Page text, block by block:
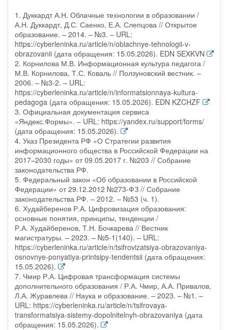
1. Дуккардт А.Н. Облачные технологии в образовании /
А.Н. Дуккардт, Д.С. Саенко, Е.А. Слепцова // Открытое
образование. – 2014. – №3. – URL:
https://cyberleninka.ru/article/n/oblachnye-tehnologii-v-
obrazovanii (дата обращения: 15.05.2026). EDN SEXKVN
2. Корнилова М.В. Информационная культура педагога /
М.В. Корнилова, Т.С. Коваль // Ползуновский вестник. –
2006. – №3-2. – URL:
https://cyberleninka.ru/article/n/informatsionnaya-kultura-
pedagoga (дата обращения: 15.05.2026). EDN KZCHZF
3. Официальная документация сервиса
«Яндекс.Формы». – URL: https://yandex.ru/support/forms/
(дата обращения: 15.05.2026).
4. Указ Президента РФ «О Стратегии развития
информационного общества в Российской Федерации на
2017–2030 годы» от 09.05.2017 г. №203 // Собрание
законодательства РФ.
5. Федеральный закон «Об образовании в Российской
Федерации» от 29.12.2012 №273-ФЗ // Собрание
законодательства РФ. – 2012. – №53 (ч. 1).
6. Худайберенов Р.А. Цифровизация образования:
основные понятия, принципы, тенденции /
Р.А. Худайберенов, Т.Н. Бочкарева // Вестник
магистратуры. – 2023. – №5-1(140). – URL:
https://cyberleninka.ru/article/n/tsifrovizatsiya-obrazovaniya-
osnovnye-ponyatiya-printsipy-tendentsii (дата обращения:
15.05.2026).
7. Чмир Р.А. Цифровая трансформация системы
дополнительного образования / Р.А. Чмир, А.А. Привалов,
Л.А. Журавлева // Наука и образование. – 2023. – №1. –
URL: https://cyberleninka.ru/article/n/tsifrovaya-
transformatsiya-sistemy-dopolnitelnyh-obrazovaniya (дата
обращения: 15.05.2026).